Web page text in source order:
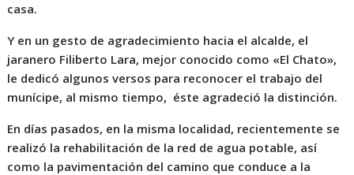
casa.
Y en un gesto de agradecimiento hacia el alcalde, el
jaranero Filiberto Lara, mejor conocido como «El Chato»,
le dedicó algunos versos para reconocer el trabajo del
munícipe, al mismo tiempo, éste agradeció la distinción.
En días pasados, en la misma localidad, recientemente se
realizó la rehabilitación de la red de agua potable, así
como la pavimentación del camino que conduce a la